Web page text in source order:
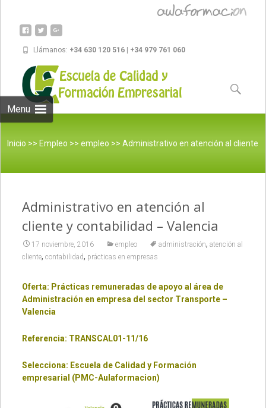
Llámanos: +34 630 120 516 | +34 979 761 060
Menu
content
Buscar:
Inicio >> Empleo >>empleo >>Administrativo en atención al cliente
y contabilidad – Valencia
Administrativo en atención al
cliente y contabilidad – Valencia
17 noviembre, 2016 empleo administración, atención al
cliente, contabilidad, prácticas en empresas
Oferta: Prácticas remuneradas de apoyo al área de
Administración en empresa del sector Transporte –
Valencia
Referencia: TRANSCAL01-11/16
Selecciona: Escuela de Calidad y Formación
empresarial (PMC-Aulaformacion)